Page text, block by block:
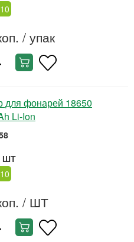
/ упак
для фонарей 18650
Li-Ion
ШТ
/ ШТ